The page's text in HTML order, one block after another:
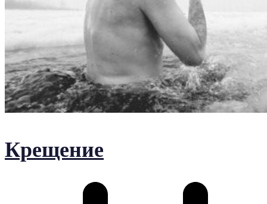
Крещение